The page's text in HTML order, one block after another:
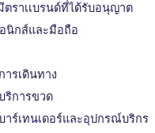
ราเเบรนด์ที่ได้รับอนุญาต
นิกส์และมือถือ
รเดินทาง
การขวด
ร์เทนเดอร์และอุปกรณ์บริกร